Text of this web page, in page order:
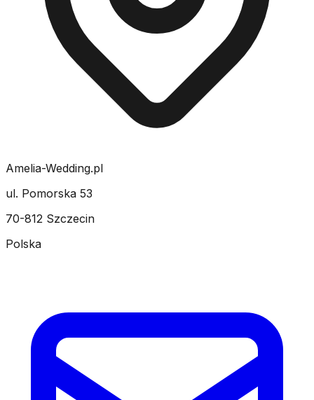
Amelia-Wedding.pl
ul. Pomorska 53
70-812 Szczecin
Polska